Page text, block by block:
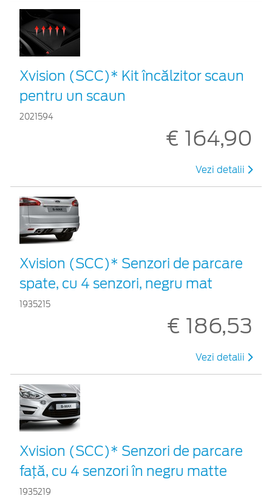
Xvision (SCC)* Kit încălzitor scaun
pentru un scaun
2021594
€ 164,90
Vezi detalii
Xvision (SCC)* Senzori de parcare
spate, cu 4 senzori, negru mat
1935215
€ 186,53
Vezi detalii
Xvision (SCC)* Senzori de parcare
faţă, cu 4 senzori în negru matte
1935219